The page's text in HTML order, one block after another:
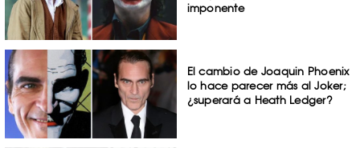
imponente
El cambio de Joaquin Phoenix
lo hace parecer más al Joker;
¿superará a Heath Ledger?